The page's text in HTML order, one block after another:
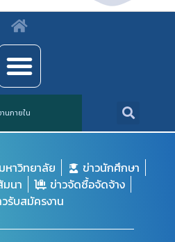
นภายใน
หาวิทยาลัย
ข่าวนักศึกษา
มนา
ข่าวจัดซื้อจัดจ้าง
วรับสมัครงาน